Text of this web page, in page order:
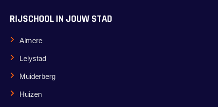
RIJSCHOOL IN JOUW STAD
Almere
Lelystad
Muiderberg
Huizen